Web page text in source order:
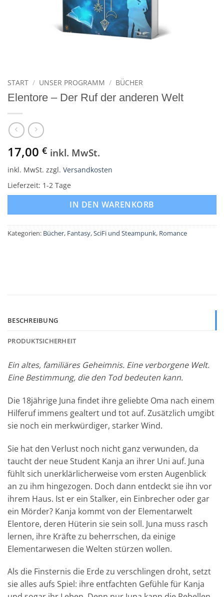
START / UNSER PROGRAMM / BÜCHER
Elentore – Der Ruf der anderen Welt
17,00 € inkl. MwSt.
inkl. MwSt. zzgl. Versandkosten
Lieferzeit: 1-2 Tage
IN DEN WARENKORB
Kategorien: Bücher, Fantasy, SciFi und Steampunk, Romance
BESCHREIBUNG
PRODUKTSICHERHEIT
Ein altes, familiäres Geheimnis. Eine verborgene Welt.
Eine Bestimmung, die den Tod bedeuten kann.
Die 18jährige Juna findet ihre geliebte Oma nach einem
Hilferuf immens gealtert und tot auf. Zusätzlich umgibt
sie noch ein merkwürdiger, starker Wind.
Sie hat den Verlust noch nicht ganz verwunden, da
taucht der neue Student Kanja an ihrer Uni auf. Juna
fühlt sich unerklärlicherweise vom ersten Augenblick
an zu ihm hingezogen. Doch dann entdeckt sie ihn vor
ihrem Haus. Ist er ein Stalker, ein Einbrecher oder gar
ein Mörder? Kanja kommt von der Elementarwelt
Elentore, deren Hüterin sie sein soll. Juna muss rasch
lernen, ihre Kräfte zu beherrschen, da einige
Elementarwesen die Welten stürzen wollen.
Als die Finsternis die Erde zu verschlingen droht, setzt
sie alles aufs Spiel: ihre entfachten Gefühle für Kanja